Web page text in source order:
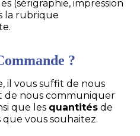
(sérigraphie, impression
la rubrique
?
il vous suffit de nous
de nous communiquer
que les quantités de
que vous souhaitez.